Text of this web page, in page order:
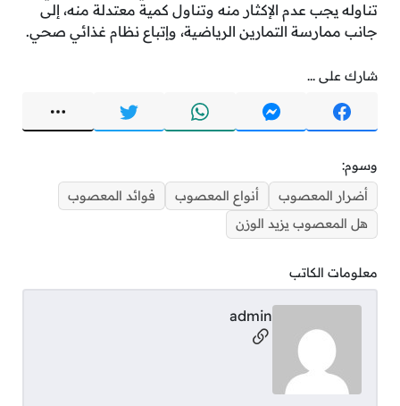
تناوله يجب عدم الإكثار منه وتناول كمية معتدلة منه، إلى
جانب ممارسة التمارين الرياضية، وإتباع نظام غذائي صحي.
شارك على ...
وسوم:
أضرار المعصوب
أنواع المعصوب
فوائد المعصوب
هل المعصوب يزيد الوزن
معلومات الكاتب
admin
مواقع التواصل